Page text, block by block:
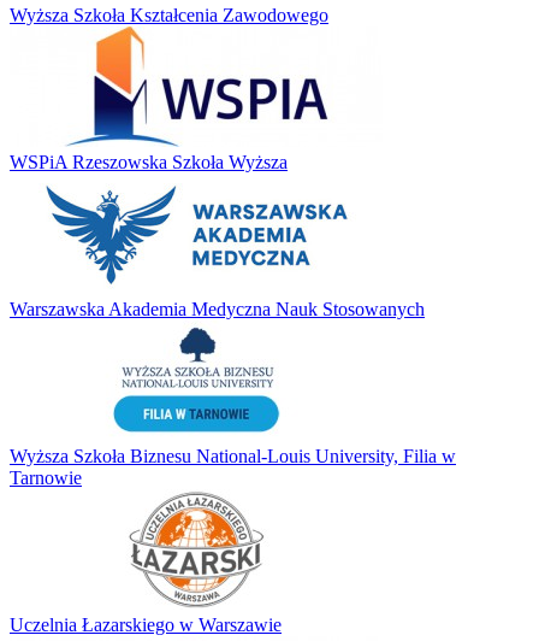
Wyższa Szkoła Kształcenia Zawodowego
WSPiA Rzeszowska Szkoła Wyższa
Warszawska Akademia Medyczna Nauk Stosowanych
Wyższa Szkoła Biznesu National-Louis University, Filia w
Tarnowie
Uczelnia Łazarskiego w Warszawie